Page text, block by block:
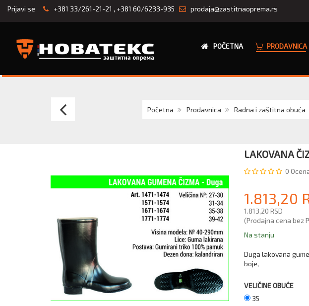
Prijavi se +381 33/261-21-21 , +381 60/6233-935 prodaja@zastitnaoprema.rs
POČETNA PRODAVNICA
Početna Prodavnica Radna i zaštitna obuća
SAMSUN
radne
LAKOVANA
0
1.813,20
1.813,20 RSD
(Prodajna cena bez
Na stanju
Duga lakovana
boje,
VELIČINE OBUĆE
35